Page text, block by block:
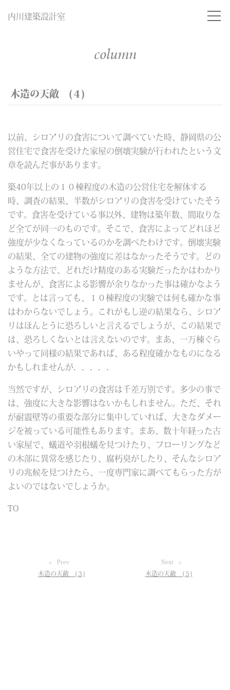
内川建築設計室
column
木造の天敵 (４)
以前、シロアリの食害について調べていた時、静岡県の公
営住宅で食害を受けた家屋の倒壊実験が行われたという文
章を読んだ事があります。
築40年以上の１０棟程度の木造の公営住宅を解体する
時、調査の結果、半数がシロアリの食害を受けていたそう
です。食害を受けている事以外、建物は築年数、間取りな
ど全てが同一のものです。そこで、食害によってどれほど
強度が少なくなっているのかを調べたわけです。倒壊実験
の結果、全ての建物の強度に差はなかったそうです。どの
ような方法で、どれだけ精度のある実験だったかはわかり
ませんが、食害による影響が余りなかった事は確かなよう
です。とは言っても、１０棟程度の実験では何も確かな事
はわからないでしょう。これがもし逆の結果なら、シロア
リはほんとうに恐ろしいと言えるでしょうが、この結果で
は、恐ろしくないとは言えないのです。まあ、一万棟ぐら
いやって同様の結果であれば、ある程度確かなものになる
かもしれませんが．．．．．
当然ですが、シロアリの食害は千差万別です。多少の事で
は、強度に大きな影響はないかもしれません。ただ、それ
が耐震壁等の重要な部分に集中していれば、大きなダメー
ジを被っている可能性もあります。まあ、数十年経った古
い家屋で、蟻道や羽根蟻を見つけたり、フローリングなど
の木部に異常を感じたり、腐朽臭がしたり、そんなシロア
リの兆候を見つけたら、一度専門家に調べてもらった方が
よいのではないでしょうか。
TO
Prev
木造の天敵 (３)
Next
木造の天敵 (５)